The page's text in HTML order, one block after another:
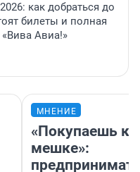
как добраться до
билеты и полная
Авиа!»
МНЕНИЕ
«Покупаешь
мешке»: